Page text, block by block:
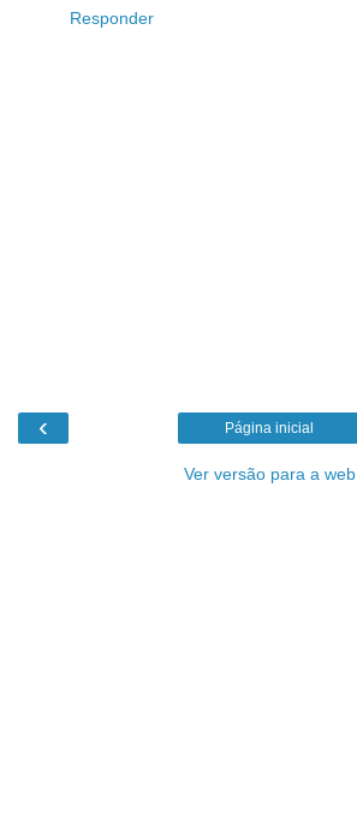
Responder
‹ Página inicial
Ver versão para a web